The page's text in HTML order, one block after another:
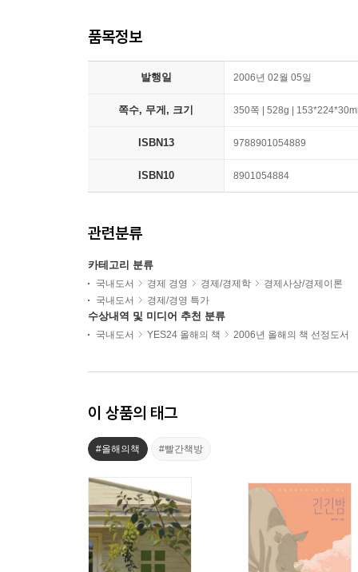
품목정보
발행일 2006년 02월 05일
쪽수, 무게, 크기 350쪽 | 528g |
ISBN13 9788901054889
ISBN10 8901054884
관련분류
카테고리 분류
국내도서 경제 경영 경제/경제학
경제사상/경제이론
국내도서
경제/경영 특가
수상내역 및 미디어 추천 분류
국내도서 YES24 올해의 책 2006년 올해의 책 선정도서
이 상품의 태그
#올해의책 #빨간책방